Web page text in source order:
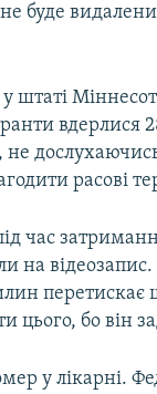
буде
штаті
вдерлися 28
расові
час
на
цього, бо він
у лікарні.